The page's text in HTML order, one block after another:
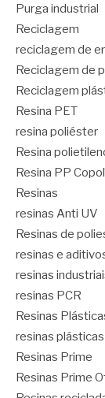
Purga industrial
Reciclagem
reciclagem de
Reciclagem de
Reciclagem
Resina PET
resina poliéster
Resina
Resina PP
Resinas
resinas Anti UV
Resinas de
resinas e
resinas
resinas PCR
Resinas
resinas
Resinas Prime
Resinas Prime